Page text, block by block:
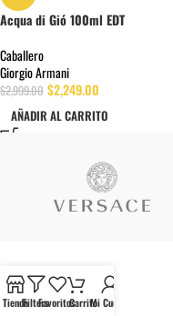
Acqua di Gió 100ml EDT
Caballero
Giorgio Armani
$2,999.00 $2,249.00
AÑADIR AL CARRITO
TiendaFiltersFavoritosCarritoMi Cuenta